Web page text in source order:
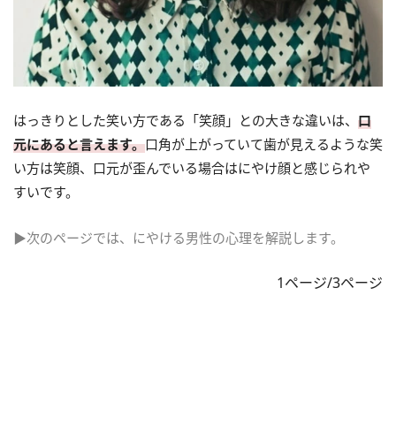
はっきりとした笑い方である「笑顔」との大きな違いは、 口
元にあると言えます。口角が上がっていて歯が見えるような笑
い方は笑顔、口元が歪んでいる場合はにやけ顔と感じられや
すいです。
▶次のページでは、にやける男性の心理を解説します。
1ページ/3ページ